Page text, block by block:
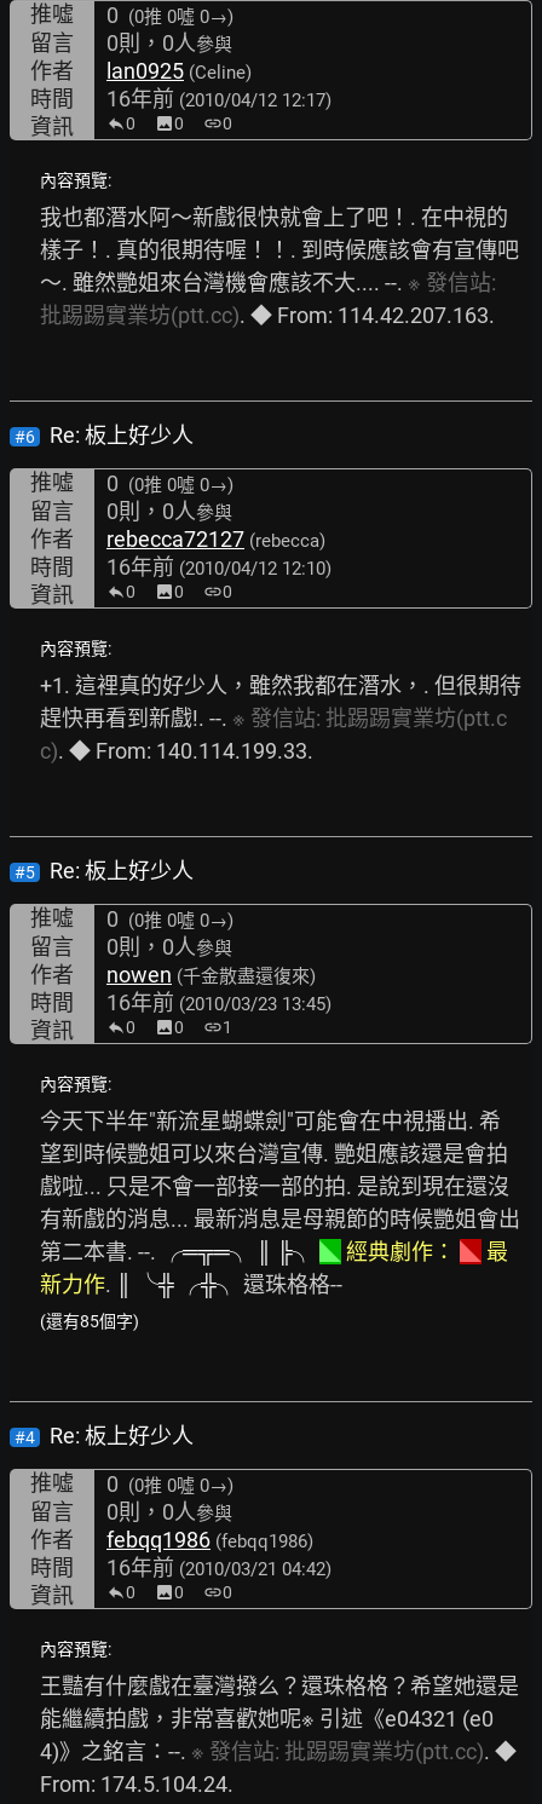
推噓
0 (0推 0噓 0→)
留言 0則，0人參與
作者 lan0925 (Celine)
時間 16年前 (2010/04/12 12:17)
資訊 0 image0 link0
內容預覽:
我也都潛水阿～新戲很快就會上了吧！. 在中視的
樣子！. 真的很期待喔！！. 到時候應該會有宣傳吧
～. 雖然艷姐來台灣機會應該不大.... --. ※ 發信站:
批踢踢實業坊(ptt.cc). ◆ From: 114.42.207.163.
#6
Re: 板上好少人
推噓
0 (0推 0噓 0→)
留言 0則，0人參與
作者 rebecca72127 (rebecca)
時間 16年前 (2010/04/12 12:10)
資訊 0 image0 link0
內容預覽:
+1. 這裡真的好少人，雖然我都在潛水，. 但很期待
趕快再看到新戲!. --. ※ 發信站: 批踢踢實業坊(ptt.c
c). ◆ From: 140.114.199.33.
#5
Re: 板上好少人
推噓
0 (0推 0噓 0→)
留言 0則，0人參與
作者 nowen (千金散盡還復來)
時間 16年前 (2010/03/23 13:45)
資訊 0 image0 link1
內容預覽:
今天下半年"新流星蝴蝶劍"可能會在中視播出. 希
望到時候艷姐可以來台灣宣傳. 艷姐應該還是會拍
戲啦... 只是不會一部接一部的拍. 是說到現在還沒
有新戲的消息... 最新消息是母親節的時候艷姐會出
第二本書. --.
╭═╦═╮ ╠╮ ◣ 經典劇作： ◣ 最
新力作. ╰╬ ╭╬╮ 還珠格格--
(還有85個字)
#4
Re: 板上好少人
推噓
0 (0推 0噓 0→)
留言 0則，0人參與
作者 febqq1986 (febqq1986)
時間 16年前 (2010/03/21 04:42)
資訊 0 image0 link0
內容預覽:
王豔有什麼戲在臺灣撥么？還珠格格？希望她還是
能繼續拍戲，非常喜歡她呢※ 引述《e04321 (e0
4)》之銘言：--. ※ 發信站: 批踢踢實業坊(ptt.cc). ◆
From: 174.5.104.24.